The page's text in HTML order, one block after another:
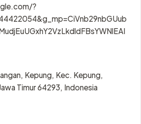
?
Kepung, Kec. Kepung,
Timur 64293, Indonesia